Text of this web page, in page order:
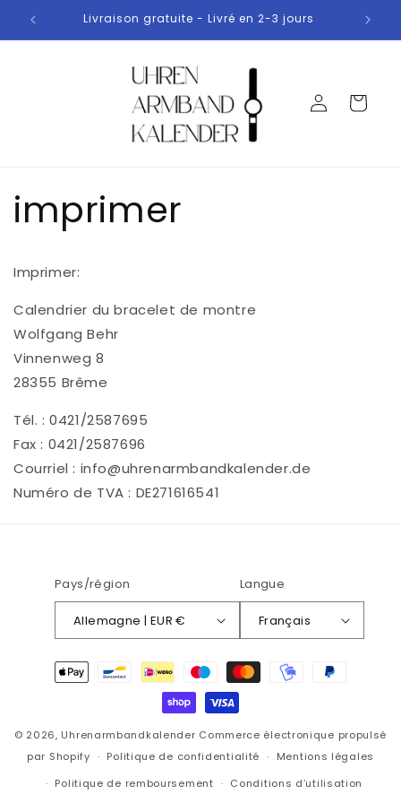
passer
au
Livraison gratuite - Livré en 2-3 jours
ConnexionPanier
imprimer
Imprimer:
Calendrier du bracelet de montre
Wolfgang Behr
Vinnenweg 8
28355 Brême
Tél. : 0421/2587695
Fax : 0421/2587696
Courriel : info@uhrenarmbandkalender.de
Numéro de TVA : DE271616541
Pays/région
Allemagne | EUR €
Langue
Français
Moyens
© 2026, Uhrenarmbandkalender Commerce électronique propulsé
par Shopify
Politique de confidentialité
Mentions légales
Politique de remboursement
Conditions d’utilisation